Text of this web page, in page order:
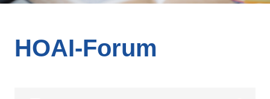
HOAI-Forum